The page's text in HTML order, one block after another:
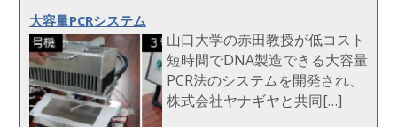
大容量PCRシステム
山口大学の赤田教授が低コスト
短時間でDNA製造できる大容量
PCR法のシステムを開発され、
株式会社ヤナギヤと共同[…]